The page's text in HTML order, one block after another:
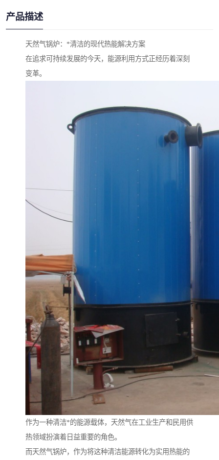
产品描述
天然气锅炉：*清洁的现代热能解决方案
在追求可持续发展的今天，能源利用方式正经历着深刻
变革。
作为一种清洁*的能源载体，天然气在工业生产和民用供
热领域扮演着日益重要的角色。
而天然气锅炉，作为将这种清洁能源转化为实用热能的